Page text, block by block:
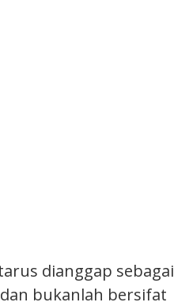
dianggap sebagai
bukanlah bersifat